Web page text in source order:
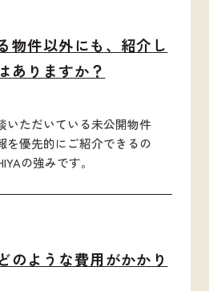
物件以外にも、紹介し
ありますか？
いただいている未公開物件
を優先的にご紹介できるの
の強みです。
のような費用がかかり